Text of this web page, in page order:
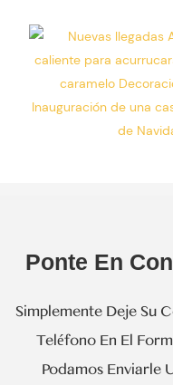
Ponte En
Simplemente Deje Su
Teléfono En El
Podamos Enviarle